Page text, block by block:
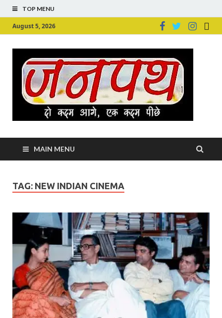
TOP MENU
August 5, 2026
MAIN MENU
TAG: NEW INDIAN CINEMA